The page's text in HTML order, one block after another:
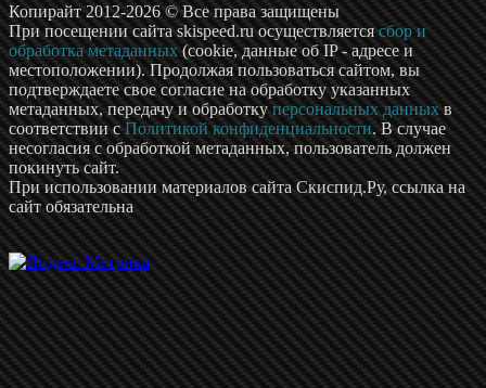
Копирайт 2012-2026 © Все права защищены
При посещении сайта skispeed.ru осуществляетсясбор и
обработка метаданных(cookie, данные об IP - адресе и
местоположении). Продолжая пользоваться сайтом, вы
подтверждаете свое согласие на обработку указанных
метаданных, передачу и обработкуперсональных данныхв
соответствии сПолитикой конфиденциальности. В случае
несогласия с обработкой метаданных, пользователь должен
покинуть сайт.
При использовании материалов сайтаСкиспид.Ру, ссылка на
сайт обязательна